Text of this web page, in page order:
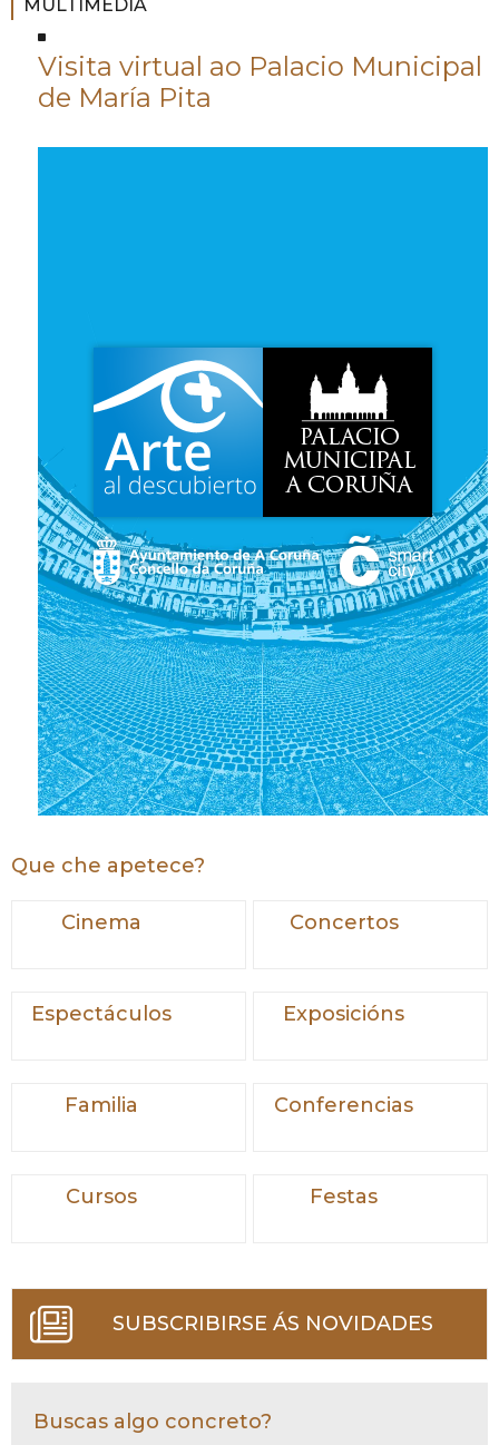
MULTIMEDIA
Visita virtual ao Palacio Municipal
de María Pita
Que che apetece?
Cinema Concertos
Espectáculos Exposicións
Familia Conferencias
Cursos Festas
SUBSCRIBIRSE ÁS NOVIDADES
Buscas algo concreto?